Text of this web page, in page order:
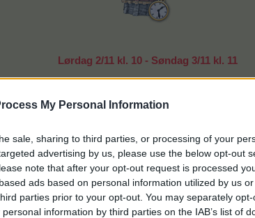
My Personal Information
sale, sharing to third parties, or processing of your
advertising by us, please use the below opt-out
note that after your opt-out request is processed
ads based on personal information utilized by us
parties prior to your opt-out. You may separately
information by third parties on the IAB’s list of
Lørdag 2/11 kl. 10 - Søndag 3/11 kl. 11
(gælder også powerfoder)
Kan købes i Gårdbutikken
(under tilbehør)
eller via​